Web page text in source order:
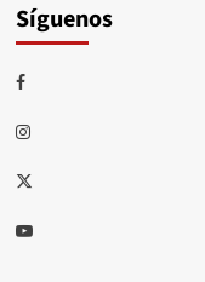
Síguenos